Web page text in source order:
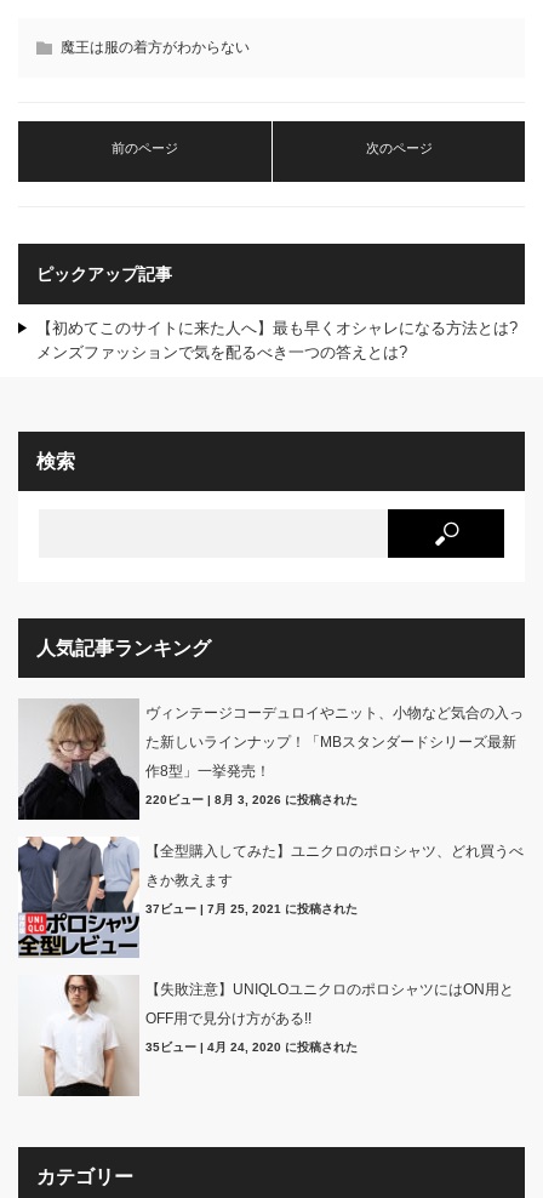
魔王は服の着方がわからない
前のページ 次のページ
ピックアップ記事
【初めてこのサイトに来た人へ】最も早くオシャレになる方法とは?
メンズファッションで気を配るべき一つの答えとは?
検索
人気記事ランキング
ヴィンテージコーデュロイやニット、小物など気合の入っ
た新しいラインナップ！「MBスタンダードシリーズ最新
作8型」一挙発売！
220ビュー | 8月 3, 2026 に投稿された
【全型購入してみた】ユニクロのポロシャツ、どれ買うべ
きか教えます
37ビュー | 7月 25, 2021 に投稿された
【失敗注意】UNIQLOユニクロのポロシャツにはON用と
OFF用で見分け方がある!!
35ビュー | 4月 24, 2020 に投稿された
カテゴリー